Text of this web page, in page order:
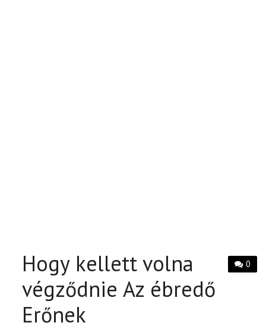
0
Hogy kellett volna
végződnie Az ébredő
Erőnek